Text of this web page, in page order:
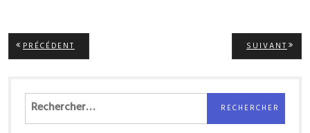
Navigation
de
PRÉCÉDENT SUIVANT
Rechercher :